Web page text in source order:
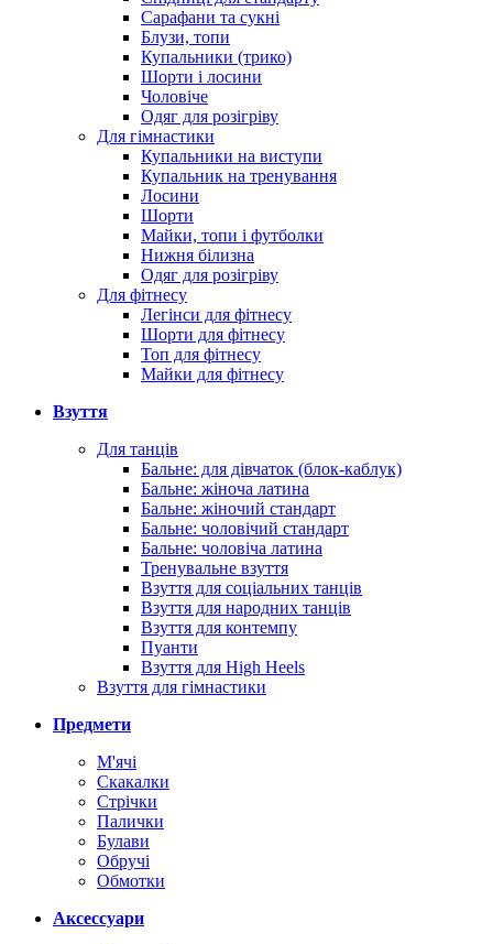
Сарафани та сукні
Блузи, топи
Купальники (трико)
Шорти і лосини
Чоловіче
Одяг для розігріву
Для гімнастики
Купальники на виступи
Купальник на тренування
Лосини
Шорти
Майки, топи і футболки
Нижня білизна
Одяг для розігріву
Для фітнесу
Легінси для фітнесу
Шорти для фітнесу
Топ для фітнесу
Майки для фітнесу
Взуття
Для танців
Бальне: для дівчаток (блок-каблук)
Бальне: жіноча латина
Бальне: жіночий стандарт
Бальне: чоловічий стандарт
Бальне: чоловіча латина
Тренувальне взуття
Взуття для соціальних танців
Взуття для народних танців
Взуття для контемпу
Пуанти
Взуття для High Heels
Взуття для гімнастики
Предмети
М'ячі
Скакалки
Стрічки
Палички
Булави
Обручі
Обмотки
Аксессуари